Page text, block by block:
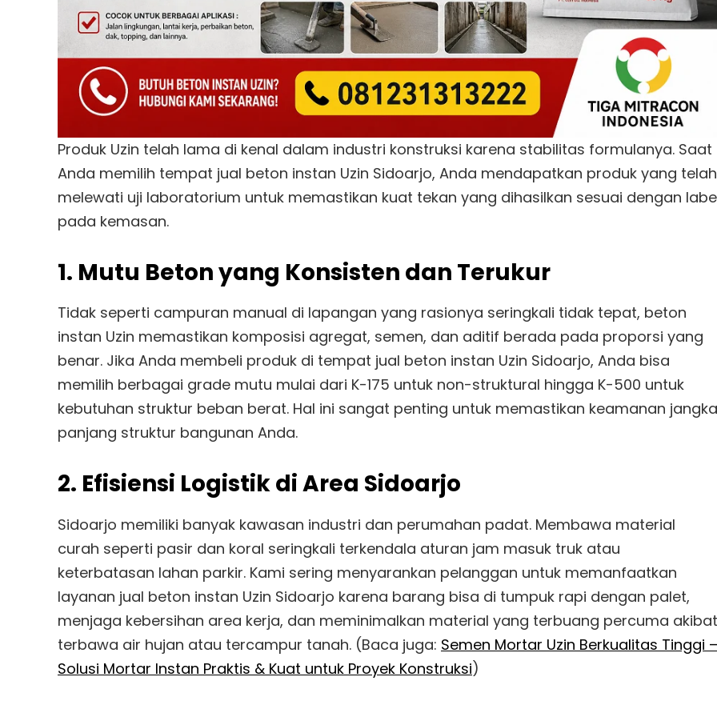
Produk Uzin telah lama di kenal dalam industri konstruksi karena stabilitas formulanya. Saat
Anda memilih tempat jual beton instan Uzin Sidoarjo, Anda mendapatkan produk yang telah
melewati uji laboratorium untuk memastikan kuat tekan yang dihasilkan sesuai dengan
pada kemasan.
1. Mutu Beton yang Konsisten dan Terukur
Tidak seperti campuran manual di lapangan yang rasionya seringkali tidak tepat, beton
instan Uzin memastikan komposisi agregat, semen, dan aditif berada pada proporsi yang
benar. Jika Anda membeli produk di tempat jual beton instan Uzin Sidoarjo, Anda bisa
memilih berbagai grade mutu mulai dari K-175 untuk non-struktural hingga K-500 untuk
kebutuhan struktur beban berat. Hal ini sangat penting untuk memastikan keamanan jangka
panjang struktur bangunan Anda.
2. Efisiensi Logistik di Area Sidoarjo
Sidoarjo memiliki banyak kawasan industri dan perumahan padat. Membawa material
curah seperti pasir dan koral seringkali terkendala aturan jam masuk truk atau
keterbatasan lahan parkir. Kami sering menyarankan pelanggan untuk memanfaatkan
layanan jual beton instan Uzin Sidoarjo karena barang bisa di tumpuk rapi dengan palet,
menjaga kebersihan area kerja, dan meminimalkan material yang terbuang percuma akibat
terbawa air hujan atau tercampur tanah. (Baca juga: Semen Mortar Uzin Berkualitas Tinggi –
Solusi Mortar Instan Praktis & Kuat untuk Proyek Konstruksi)